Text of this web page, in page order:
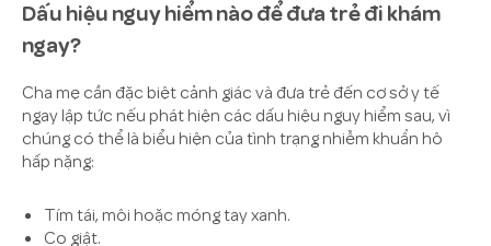
Dấu hiệu nguy hiểm nào để đưa trẻ đi khám
ngay?
Cha mẹ cần đặc biệt cảnh giác và đưa trẻ đến cơ sở y tế
ngay lập tức nếu phát hiện các dấu hiệu nguy hiểm sau, vì
chúng có thể là biểu hiện của tình trạng nhiễm khuẩn hô
hấp nặng:
Tím tái, môi hoặc móng tay xanh.
Co giật.